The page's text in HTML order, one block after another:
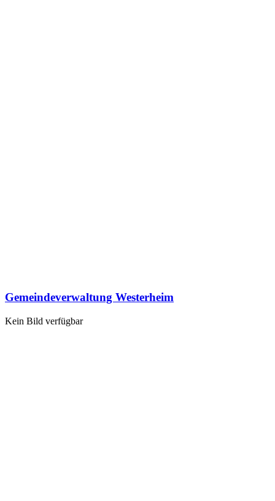
Gemeindeverwaltung Westerheim
Kein Bild verfügbar